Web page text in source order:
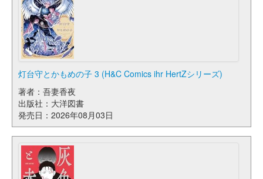
灯台守とかもめの子 3 (H&C Comics ihr HertZシリーズ)
著者：吾妻香夜
出版社：大洋図書
発売日：2026年08月03日